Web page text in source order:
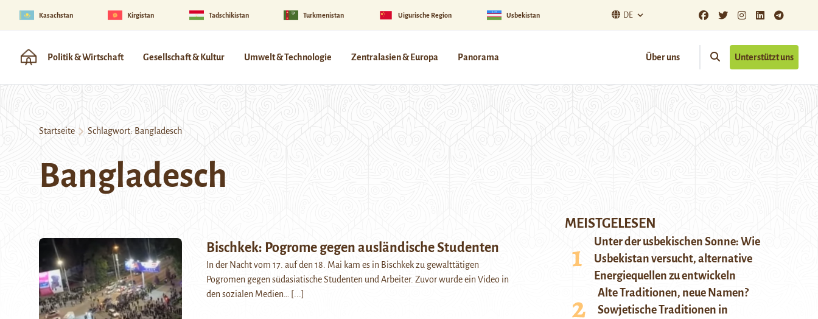
Kasachstan Kirgistan Tadschikistan Turkmenistan Uigurische Region Usbekistan DE
Politik & Wirtschaft Gesellschaft & Kultur Umwelt & Technologie Zentralasien & Europa Panorama Über uns Unterstützt uns
Startseite Schlagwort: Bangladesch
Bangladesch
Bischkek: Pogrome gegen ausländische Studenten
In der Nacht vom 17. auf den 18. Mai kam es in Bischkek zu gewalttätigen
Pogromen gegen südasiatische Studenten und Arbeiter. Zuvor wurde ein Video in
den sozialen Medien…
[...]
MEISTGELESEN
Unter der usbekischen Sonne: Wie
Usbekistan versucht, alternative
Energiequellen zu entwickeln
Alte Traditionen, neue Namen?
Sowjetische Traditionen in